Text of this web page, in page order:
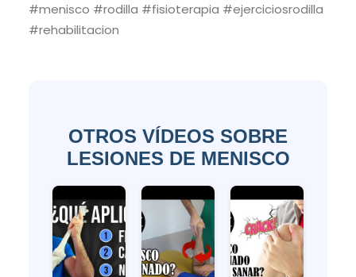
#menisco #rodilla #fisioterapia #ejerciciosrodilla
#rehabilitacion
OTROS VÍDEOS SOBRE
LESIONES DE MENISCO